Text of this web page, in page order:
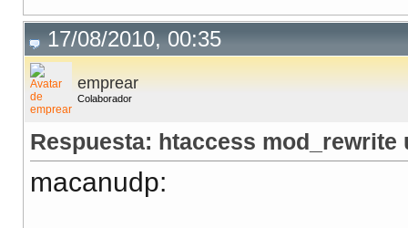
17/08/2010, 00:35
emprear
Colaborador
Respuesta: htaccess mod_rewrite
macanudp: